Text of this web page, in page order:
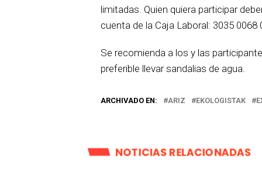
limitadas. Quien quiera participar
cuenta de la Caja Laboral: 3035 0068
Se recomienda a los y las
preferible llevar sandalias de agua.
ARCHIVADO EN: ARIZ EKOLOGISTAK
NOTICIAS RELACIONADAS